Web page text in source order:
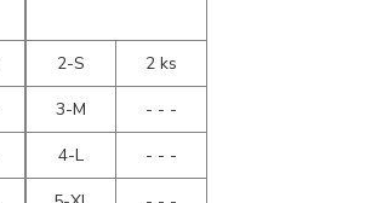
2-S
2 ks
3-M
- - -
4-L
- - -